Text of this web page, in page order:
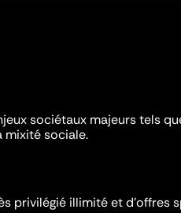
sociétaux majeurs tels
mixité sociale.
privilégié illimité et d’offres